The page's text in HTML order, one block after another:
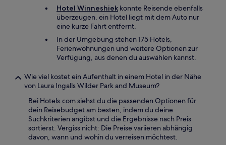
Hotel Winneshiek konnte Reisende ebenfalls
überzeugen. ein Hotel liegt mit dem Auto nur
eine kurze Fahrt entfernt.
In der Umgebung stehen 175 Hotels,
Ferienwohnungen und weitere Optionen zur
Verfügung, aus denen du auswählen kannst.
Wie viel kostet ein Aufenthalt in einem Hotel in der Nähe
von Laura Ingalls Wilder Park and Museum?
Bei Hotels.com siehst du die passenden Optionen für
dein Reisebudget am besten, indem du deine
Suchkriterien angibst und die Ergebnisse nach Preis
sortierst. Vergiss nicht: Die Preise variieren abhängig
davon, wann und wohin du verreisen möchtest.